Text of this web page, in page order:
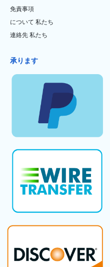
免責事項
について 私たち
連絡先 私たち
承ります